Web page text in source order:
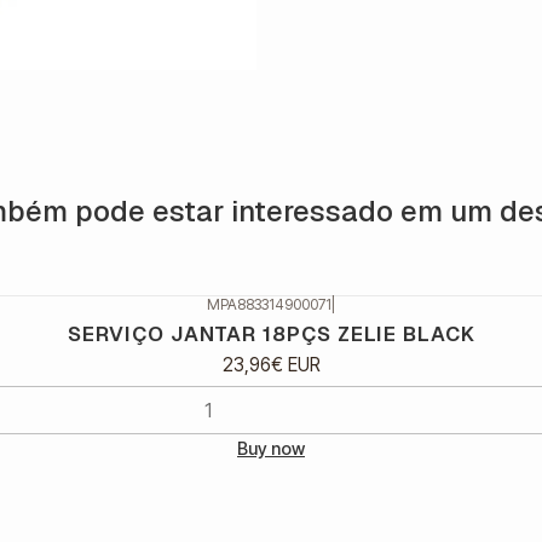
pode estar interessado em um
MPA883314900071
SERVIÇO JANTAR 18PÇS ZELIE BLACK
23,96€ EUR
Buy now